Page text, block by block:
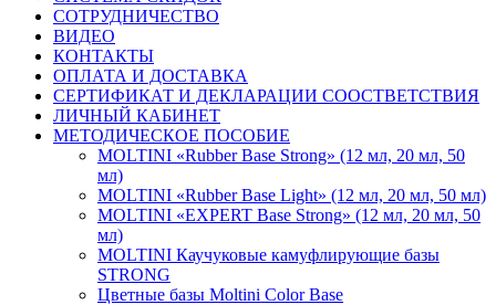
СОТРУДНИЧЕСТВО
ВИДЕО
КОНТАКТЫ
ОПЛАТА И ДОСТАВКА
СЕРТИФИКАТ И ДЕКЛАРАЦИИ СООСТВЕТСТВИЯ
ЛИЧНЫЙ КАБИНЕТ
МЕТОДИЧЕСКОЕ ПОСОБИЕ
MOLTINI «Rubber Base Strong» (12 мл, 20 мл, 50
мл)
MOLTINI «Rubber Base Light» (12 мл, 20 мл, 50 мл)
MOLTINI «EXPERT Base Strong» (12 мл, 20 мл, 50
мл)
MOLTINI Каучуковые камуфлирующие базы
STRONG
Цветные базы Moltini Color Base